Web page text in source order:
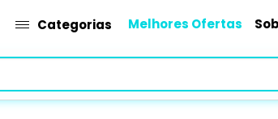
Categorias Melhores Ofertas